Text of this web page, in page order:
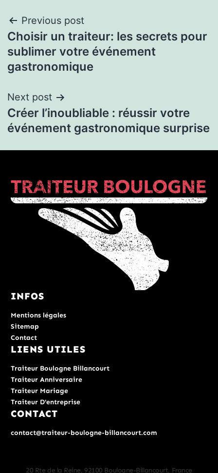
Previous post
Choisir un traiteur: les secrets pour
sublimer votre événement
gastronomique
Next post
Créer l’inoubliable : réussir votre
événement gastronomique surprise
INFOS
Mentions légales
Sitemap
Contact
LIENS UTILES
Traiteur Boulogne Billancourt
Traiteur Anniversaire
Traiteur Mariage
Traiteur D'entreprise
CONTACT
contact@traiteur-boulogne-billancourt.com
20 Rte de la Reine, 92100 Boulogne-Billancourt, France